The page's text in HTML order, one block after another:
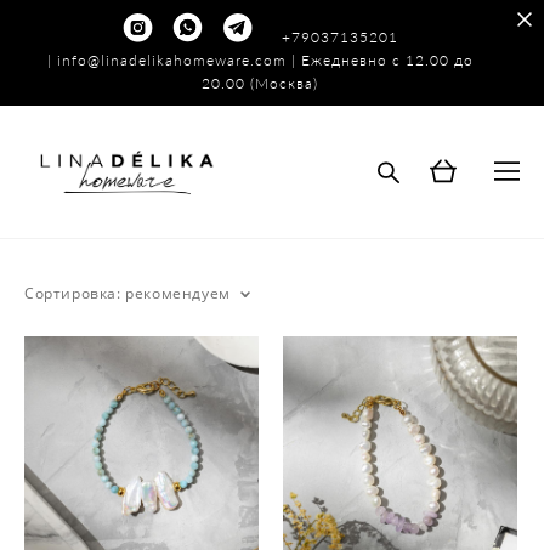
+79037135201
| info@linadelikahomeware.com | Ежедневно с 12.00 до
20.00 (Москва)
Сортировка: рекомендуем